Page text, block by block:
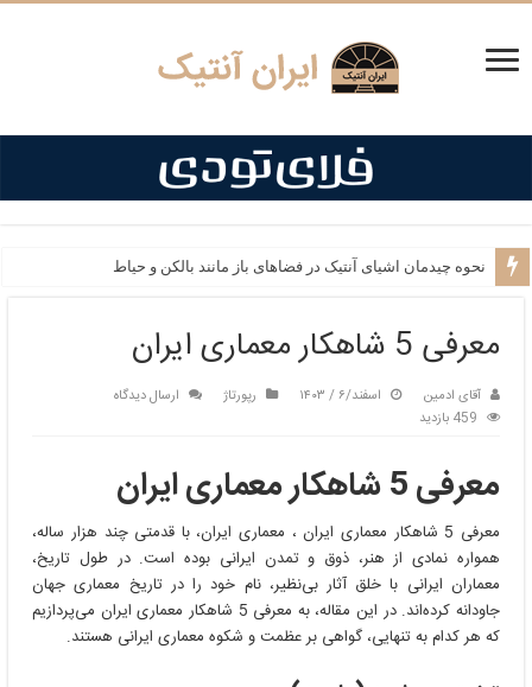
نحوه چیدمان اشیای آنتیک در فضاهای باز مانند بالکن و حیاط
معرفی 5 شاهکار معماری ایران
آقای ادمین اسفند/۶ / ۱۴۰۳ رپورتاژ
ارسال دیدگاه
459 بازدید
معرفی 5 شاهکار معماری ایران
معرفی 5 شاهکار معماری ایران ، معماری ایران، با قدمتی چند هزار ساله،
همواره نمادی از هنر، ذوق و تمدن ایرانی بوده است. در طول تاریخ،
معماران ایرانی با خلق آثار بی‌نظیر، نام خود را در تاریخ معماری جهان
جاودانه کرده‌اند. در این مقاله، به معرفی 5 شاهکار معماری ایران می‌پردازیم
که هر کدام به تنهایی، گواهی بر عظمت و شکوه معماری ایرانی هستند.